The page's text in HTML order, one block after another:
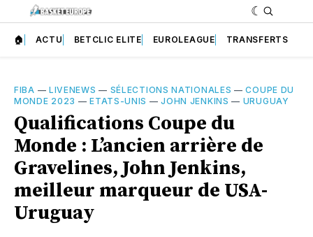
🏠 ACTU BETCLIC ELITE EUROLEAGUE TRANSFERTS
FIBA — LIVENEWS — SÉLECTIONS NATIONALES —COUPE DU
MONDE 2023 —ETATS-UNIS —JOHN JENKINS — URUGUAY
Qualifications Coupe du
Monde : L’ancien arrière de
Gravelines, John Jenkins,
meilleur marqueur de USA-
Uruguay